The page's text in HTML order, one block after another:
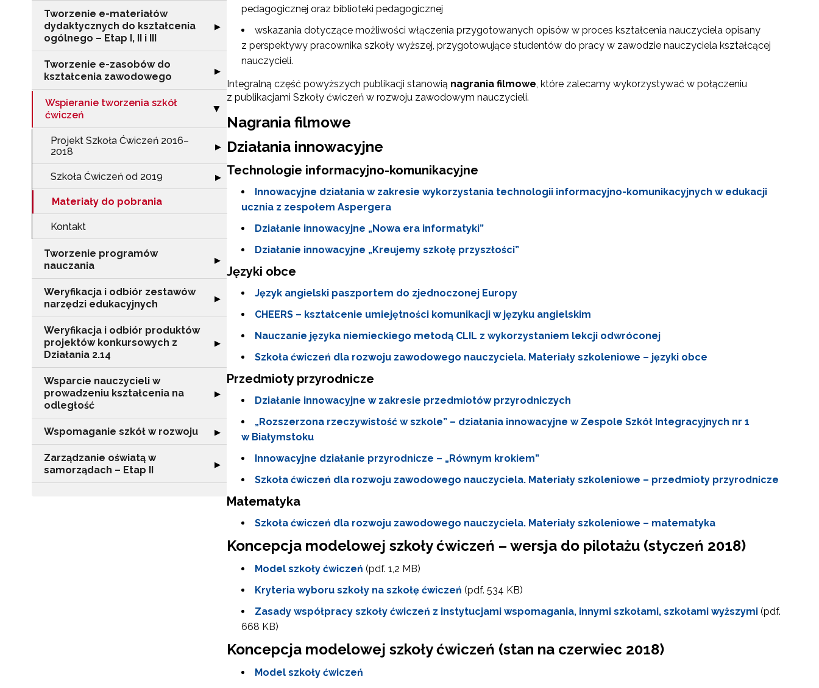
Tworzenie e-materiałów
dydaktycznych do kształcenia
ogólnego – Etap I, II i III
Rozwiń sekcję "Tworzenie e-materiałów dydaktycznych do kształcenia ogólnego – Etap I, II i III"
▶
Tworzenie e-zasobów do
kształcenia zawodowego
Rozwiń sekcję "Tworzenie e-zasobów do kształcenia zawodowego"
▶
Wspieranie tworzenia szkół
ćwiczeń
Zwiń sekcję "Wspieranie tworzenia szkół ćwiczeń"
▶
Projekt Szkoła Ćwiczeń 2016–
2018
Rozwiń sekcję "Projekt Szkoła Ćwiczeń 2016–2018"
▶
Szkoła Ćwiczeń od 2019 Rozwiń sekcję "Szkoła Ćwiczeń od 2019"
▶
Materiały do pobrania
Kontakt
Tworzenie programów
nauczania
Rozwiń sekcję "Tworzenie programów nauczania"
▶
Weryfikacja i odbiór zestawów
narzędzi edukacyjnych
Rozwiń sekcję "Weryfikacja i odbiór zestawów narzędzi edukacyjnych"
▶
Weryfikacja i odbiór produktów
projektów konkursowych z
Działania 2.14
Rozwiń sekcję "Weryfikacja i odbiór produktów projektów konkursowych z Działania 2.14"
▶
Wsparcie nauczycieli w
prowadzeniu kształcenia na
odległość
Rozwiń sekcję "Wsparcie nauczycieli w prowadzeniu kształcenia na odległość"
▶
Wspomaganie szkół w rozwoju Rozwiń sekcję "Wspomaganie szkół w rozwoju"
▶
Zarządzanie oświatą w
samorządach – Etap II
Rozwiń sekcję "Zarządzanie oświatą w samorządach – Etap II"
▶
pedagogicznej oraz biblioteki pedagogicznej
wskazania dotyczące możliwości włączenia przygotowanych opisów w proces kształcenia nauczyciela opisany
z perspektywy pracownika szkoły wyższej, przygotowujące studentów do pracy w zawodzie nauczyciela kształcącej
nauczycieli.
Integralną część powyższych publikacji stanowią nagrania filmowe, które zalecamy wykorzystywać w połączeniu
z publikacjami Szkoły ćwiczeń w rozwoju zawodowym nauczycieli.
Nagrania filmowe
Działania innowacyjne
Technologie informacyjno-komunikacyjne
Innowacyjne działania w zakresie wykorzystania technologii informacyjno-komunikacyjnych w edukacji
ucznia z zespołem Aspergera
Działanie innowacyjne „Nowa era informatyki”
Działanie innowacyjne „Kreujemy szkołę przyszłości”
Języki obce
Język angielski paszportem do zjednoczonej Europy
CHEERS – kształcenie umiejętności komunikacji w języku angielskim
Nauczanie języka niemieckiego metodą CLIL z wykorzystaniem lekcji odwróconej
Szkoła ćwiczeń dla rozwoju zawodowego nauczyciela. Materiały szkoleniowe – języki obce
Przedmioty przyrodnicze
Działanie innowacyjne w zakresie przedmiotów przyrodniczych
„Rozszerzona rzeczywistość w szkole” – działania innowacyjne w Zespole Szkół Integracyjnych nr 1
w Białymstoku
Innowacyjne działanie przyrodnicze – „Równym krokiem”
Szkoła ćwiczeń dla rozwoju zawodowego nauczyciela. Materiały szkoleniowe – przedmioty przyrodnicze
Matematyka
Szkoła ćwiczeń dla rozwoju zawodowego nauczyciela. Materiały szkoleniowe – matematyka
Koncepcja modelowej szkoły ćwiczeń – wersja do pilotażu (styczeń 2018)
Model szkoły ćwiczeń (pdf. 1,2 MB)
Kryteria wyboru szkoły na szkołę ćwiczeń (pdf. 534 KB)
Zasady współpracy szkoły ćwiczeń z instytucjami wspomagania, innymi szkołami, szkołami wyższymi (pdf.
668 KB)
Koncepcja modelowej szkoły ćwiczeń (stan na czerwiec 2018)
Model szkoły ćwiczeń
Newsletter ORE
Zapisz się i bądź na bieżąco z najnowszymi informacjami
o szkoleniach i programach.
Wyrażam zgodę na przetwarzanie moich danych osobowych przez ORE w
celach marketingowych.
Zapisuję się